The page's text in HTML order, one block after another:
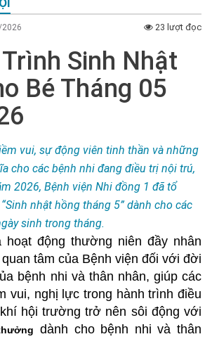
2026 23 lượt đọc
Sinh Nhật
Bé Tháng 05
vui, sự động viên tinh thần và những
cho các bệnh nhi đang điều trị nội trú,
2026, Bệnh viện Nhi đồng 1 đã tổ
nhật hồng tháng 5” dành cho các
sinh trong tháng.
hoạt động thường niên đầy nhân
tâm của Bệnh viện đối với đời
bệnh nhi và thân nhân, giúp các
vui, nghị lực trong hành trình điều
hội trường trở nên sôi động với
dành cho bệnh nhi và thân